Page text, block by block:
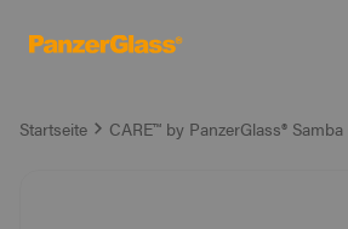
Startseite CARE™ by PanzerGlass®